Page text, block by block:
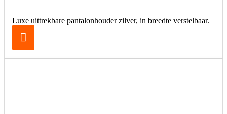
Luxe uittrekbare pantalonhouder zilver, in breedte verstelbaar.